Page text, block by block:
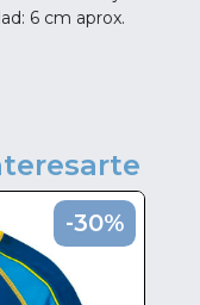
6 cm aprox.
-30%